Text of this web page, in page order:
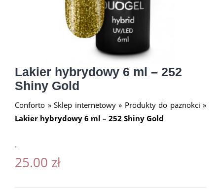
Lakier hybrydowy 6 ml – 252
Shiny Gold
Conforto » Sklep internetowy» Produkty do paznokci »
Lakier hybrydowy 6 ml – 252 Shiny Gold
.
25.00 zł